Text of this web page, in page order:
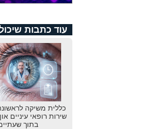
עוד כתבות
כללית משיקה
שירות רופאי עיניים
בתוך